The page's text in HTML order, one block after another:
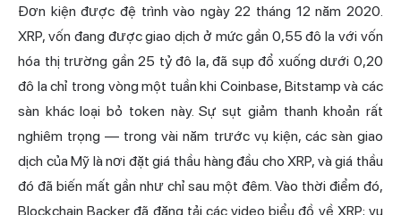
Đơn kiện được đệ trình vào ngày 22 tháng 12 năm 2020.
XRP, vốn đang được giao dịch ở mức gần 0,55 đô la với vốn
hóa thị trường gần 25 tỷ đô la, đã sụp đổ xuống dưới 0,20
đô la chỉ trong vòng một tuần khi Coinbase, Bitstamp và các
sàn khác loại bỏ token này. Sự sụt giảm thanh khoản rất
nghiêm trọng — trong vài năm trước vụ kiện, các sàn giao
dịch của Mỹ là nơi đặt giá thầu hàng đầu cho XRP, và giá thầu
đó đã biến mất gần như chỉ sau một đêm. Vào thời điểm đó,
Blockchain Backer đã đăng tải các video biểu đồ về XRP; vụ